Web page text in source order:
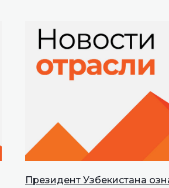
Президент Узбекистана